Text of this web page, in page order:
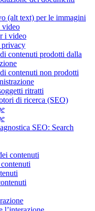
(alt text) per le immagini
video
i video
privacy
contenuti prodotti dalla
contenuti non prodotti
ritratti
di ricerca (SEO)
SEO: Search
contenuti